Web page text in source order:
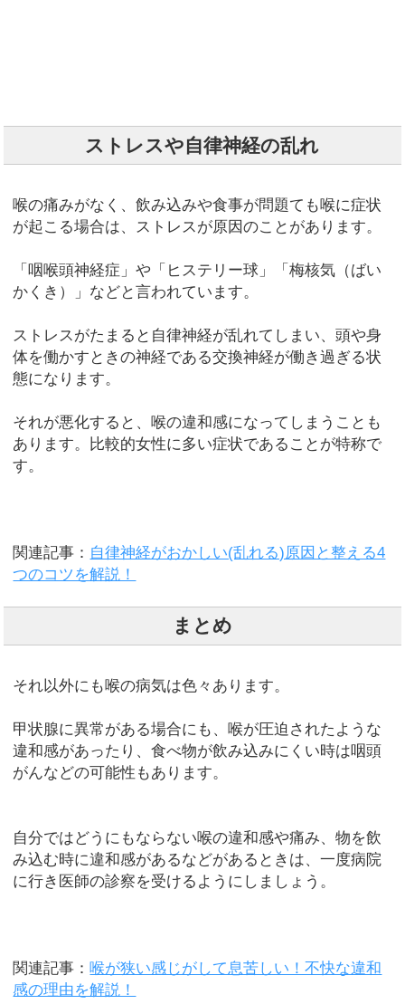
ストレスや自律神経の乱れ
喉の痛みがなく、飲み込みや食事が問題ても喉に症状
が起こる場合は、ストレスが原因のことがあります。
「咽喉頭神経症」や「ヒステリー球」「梅核気（ばい
かくき）」などと言われています。
ストレスがたまると自律神経が乱れてしまい、頭や身
体を働かすときの神経である交換神経が働き過ぎる状
態になります。
それが悪化すると、喉の違和感になってしまうことも
あります。比較的女性に多い症状であることが特称で
す。
関連記事： 自律神経がおかしい(乱れる)原因と整える4
つのコツを解説！
まとめ
それ以外にも喉の病気は色々あります。
甲状腺に異常がある場合にも、喉が圧迫されたような
違和感があったり、食べ物が飲み込みにくい時は咽頭
がんなどの可能性もあります。
自分ではどうにもならない喉の違和感や痛み、物を飲
み込む時に違和感があるなどがあるときは、一度病院
に行き医師の診察を受けるようにしましょう。
関連記事：喉が狭い感じがして息苦しい！不快な違和
感の理由を解説！